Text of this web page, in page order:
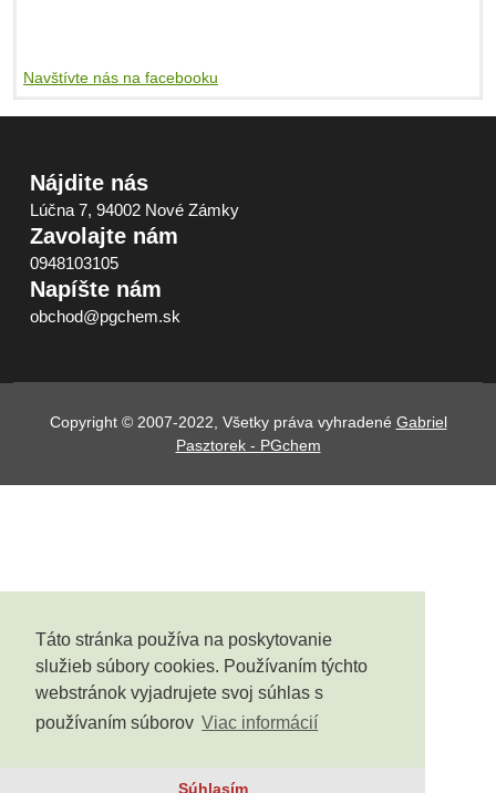
Táto stránka používa na poskytovanie
služieb súbory cookies. Používaním týchto
webstránok vyjadrujete svoj súhlas s
používaním súborov Viac informácií
Súhlasím
Navštívte nás na facebooku
Nájdite nás
Lúčna 7, 94002 Nové Zámky
Zavolajte nám
0948103105
Napíšte nám
obchod@pgchem.sk
Copyright © 2007-2022, Všetky práva vyhradené Gabriel
Pasztorek - PGchem